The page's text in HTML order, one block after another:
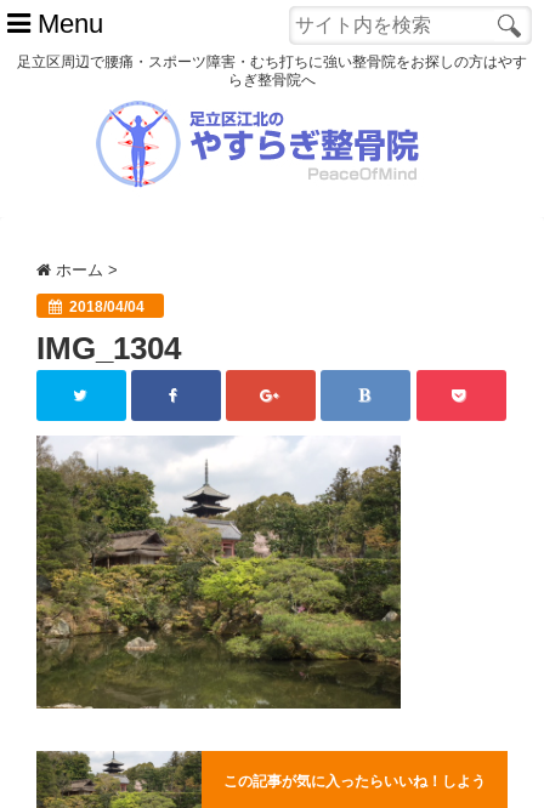
Menu
スポーツ障害
患者様の声
アクセス
院長プロフィール
blog
Close
足立区周辺で腰痛・スポーツ障害・むち打ちに強い整骨院をお探しの方はやす
らぎ整骨院へ
ホーム >
2018/04/04
IMG_1304
この記事が気に入ったらいいね！しよう